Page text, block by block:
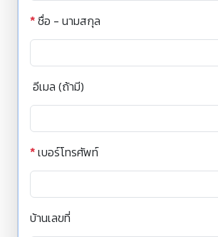
*ชื่อ - นามสกุล
อีเมล (ถ้ามี)
*เบอร์โทรศัพท์
บ้านเลขที่